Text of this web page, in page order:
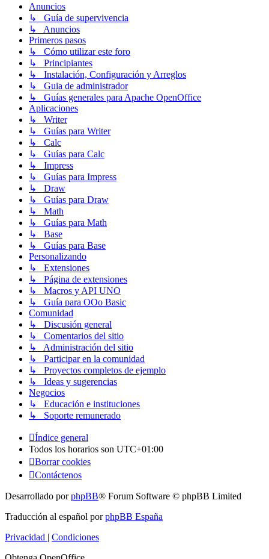
Anuncios
↳ Guía de supervivencia
↳ Anuncios
Primeros pasos
↳ Cómo utilizar este foro
↳ Principiantes
↳ Instalación, Configuración y Arreglos
↳ Guia de administrador
↳ Guías generales para Apache OpenOffice
Aplicaciones
↳ Writer
↳ Guías para Writer
↳ Calc
↳ Guías para Calc
↳ Impress
↳ Guías para Impress
↳ Draw
↳ Guías para Draw
↳ Math
↳ Guías para Math
↳ Base
↳ Guías para Base
Personalizando
↳ Extensiones
↳ Página de extensiones
↳ Macros y API UNO
↳ Guía para OOo Basic
Comunidad
↳ Discusión general
↳ Comentarios del sitio
↳ Administración del sitio
↳ Participar en la comunidad
↳ Proyectos completos de ejemplo
↳ Ideas y sugerencias
Negocios
↳ Educación e instituciones
↳ Soporte remunerado
Índice general
Todos los horarios son UTC+01:00
Borrar cookies
Contáctenos
Desarrollado porphpBB® Forum Software © phpBB Limited
Traducción al español porphpBB España
Privacidad | Condiciones